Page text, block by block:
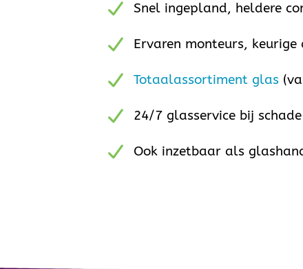
Snel ingepland, heldere
Ervaren monteurs, keurige
Totaalassortiment glas
24/7 glasservice bij schade
Ook inzetbaar als